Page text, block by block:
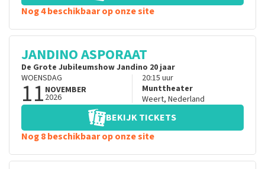
Nog 4 beschikbaar op onze site
JANDINO ASPORAAT
De Grote Jubileumshow Jandino 20 jaar
WOENSDAG
11 NOVEMBER
2026
20:15 uur
Munttheater
Weert, Nederland
BEKIJK TICKETS
Nog 8 beschikbaar op onze site